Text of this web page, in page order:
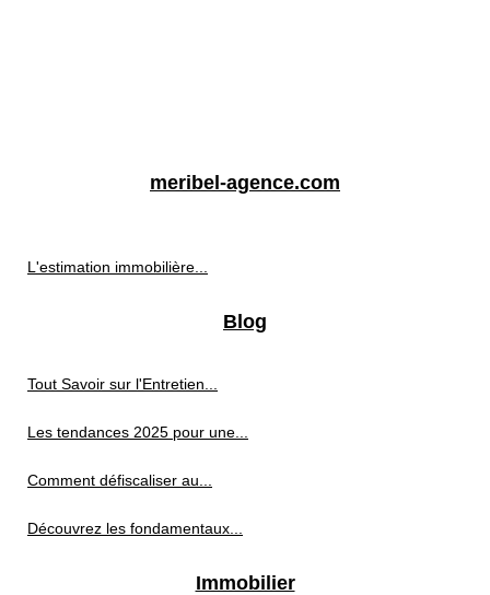
meribel-agence.com
L'estimation immobilière...
Blog
Tout Savoir sur l'Entretien...
Les tendances 2025 pour une...
Comment défiscaliser au...
Découvrez les fondamentaux...
Immobilier